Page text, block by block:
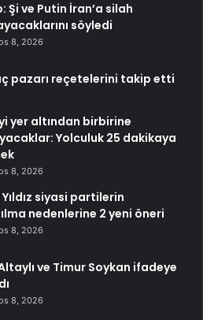
Şi ve Putin İran’a silah
söyledi
8, 2026
pazarı reçetelerini takip etti
yer altından birbirine
Yolculuk 25 dakikaya
8, 2026
Yıldız siyasi partilerin
nedenlerine 2 yeni öneri
8, 2026
ve Timur Soykan ifadeye
8, 2026